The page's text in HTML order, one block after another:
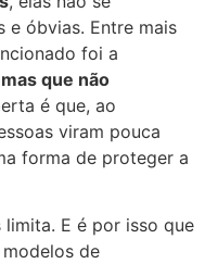
e óbvias. Entre mais
foi a
que não
é que, ao
viram pouca
forma de proteger a
E é por isso que
de